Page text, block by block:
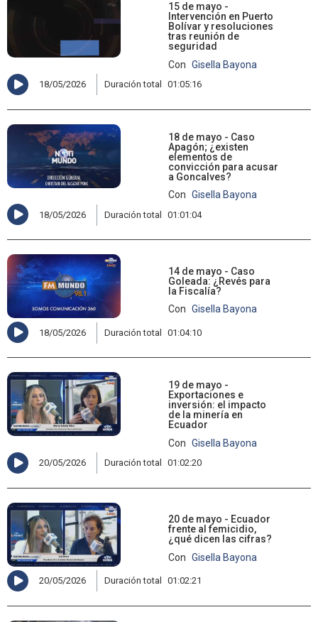
15 de mayo -
Intervención en Puerto
Bolívar y resoluciones
tras reunión de
seguridad
Con Gisella Bayona
18/05/2026 Duración total 01:05:16
18 de mayo - Caso
Apagón; ¿existen
elementos de
convicción para acusar
a Goncalves?
Con Gisella Bayona
18/05/2026 Duración total 01:01:04
14 de mayo - Caso
Goleada: ¿Revés para
la Fiscalía?
Con Gisella Bayona
18/05/2026 Duración total 01:04:10
19 de mayo -
Exportaciones e
inversión: el impacto
de la minería en
Ecuador
Con Gisella Bayona
20/05/2026 Duración total 01:02:20
20 de mayo - Ecuador
frente al femicidio,
¿qué dicen las cifras?
Con Gisella Bayona
20/05/2026 Duración total 01:02:21